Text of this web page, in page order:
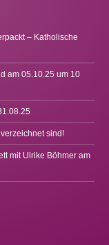
– Katholische
am 05.10.25 um 10
sind!
mit Ulrike Böhmer am